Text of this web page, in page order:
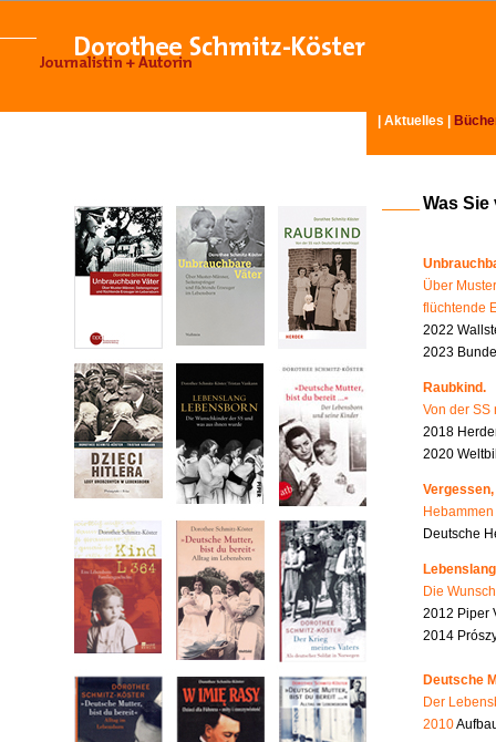
Aktuelles
Was
Über
flüchtende
2022
2023
Raubkind.
Von der SS
2018
2020
Deutsche
Die
2012 Piper
2014
Deutsche
Der
2010